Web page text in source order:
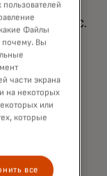
получайте
возврата НДС.
— и
2026 года.
Файлы
почему. Вы
части экрана
на некоторых
или
которые
все